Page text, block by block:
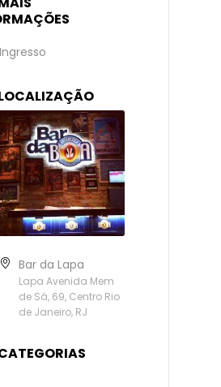
Ingresso
Bar da Lapa
Lapa Avenida Mem
de Sá, 69, Centro Rio
de Janeiro, RJ